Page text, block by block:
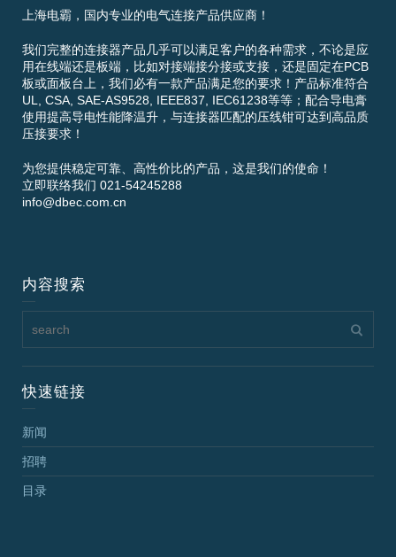
上海电霸，国内专业的电气连接产品供应商！
我们完整的连接器产品几乎可以满足客户的各种需求，不论是应
用在线端还是板端，比如对接端接分接或支接，还是固定在PCB
板或面板台上，我们必有一款产品满足您的要求！产品标准符合
UL, CSA, SAE-AS9528, IEEE837, IEC61238等等；配合导电膏
使用提高导电性能降温升，与连接器匹配的压线钳可达到高品质
压接要求！
为您提供稳定可靠、高性价比的产品，这是我们的使命！
立即联络我们 021-54245288
info@dbec.com.cn
内容搜索
快速链接
新闻
招聘
目录